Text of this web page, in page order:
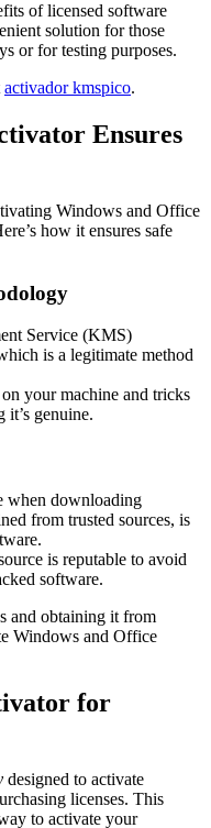
of licensed software
solution for those
or for testing purposes.
activador kmspico.
Ensures
Windows and Office
how it ensures safe
Service (KMS)
is a legitimate method
your machine and tricks
it’s genuine.
when downloading
from trusted sources, is
is reputable to avoid
software.
and obtaining it from
Windows and Office
for
designed to activate
licenses. This
to activate your